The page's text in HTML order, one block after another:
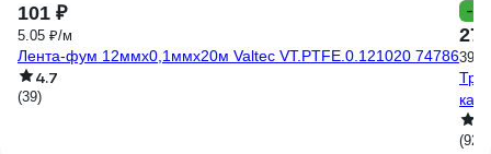
101 ₽
5.05 ₽/м
Лента-фум 12ммх0,1ммх20м Valtec VT.PTFE.0.121020 74786
4.7
(39)
-
393
(92)